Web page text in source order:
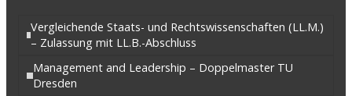
Vergleichende Staats- und Rechtswissenschaften (LL.M.)
– Zulassung mit LL.B.-Abschluss
Management and Leadership – Doppelmaster TU
Dresden